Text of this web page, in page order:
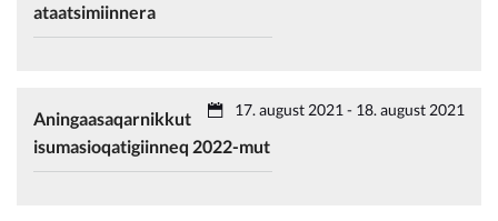
ataatsimiinnera
Aningaasaqarnikkut
isumasioqatigiinneq 2022-mut
17. august 2021 - 18. august 2021